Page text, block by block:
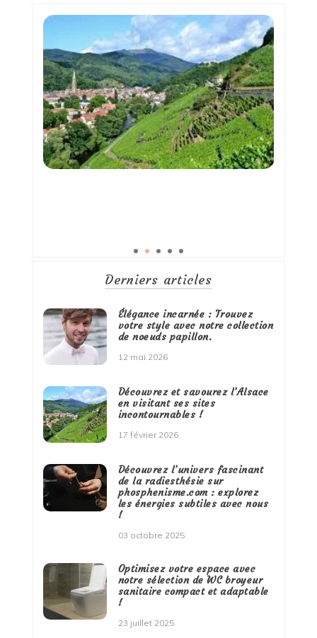
Derniers articles
Élégance incarnée : Trouvez
votre style avec notre collection
de noeuds papillon.
12 mai 2026
Découvrez et savourez l’Alsace
en visitant ses sites
incontournables !
17 février 2026
Découvrez l’univers fascinant
de la radiesthésie sur
phosphenisme.com : explorez
les énergies subtiles avec nous
!
03 octobre 2025
Optimisez votre espace avec
notre sélection de WC broyeur
sanitaire compact et adaptable
!
23 juillet 2025